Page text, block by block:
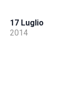
17 Luglio
2014